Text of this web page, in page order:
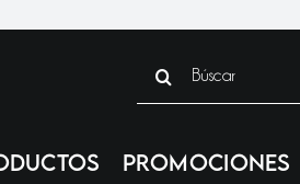
PROMOCIONES